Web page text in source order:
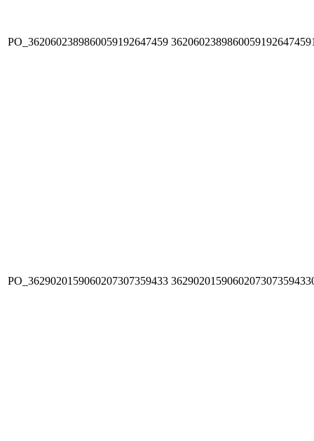
PO_3620602389860059192647459
PO_3629020159060207307359433